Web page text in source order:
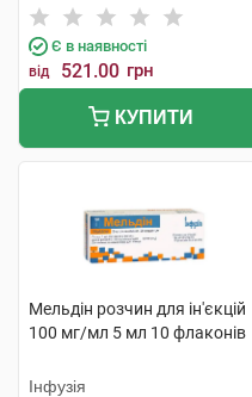
Є в наявності
від 521.00 грн
КУПИТИ
Мельдін розчин для ін'єкцій
100 мг/мл 5 мл 10 флаконів
Інфузія